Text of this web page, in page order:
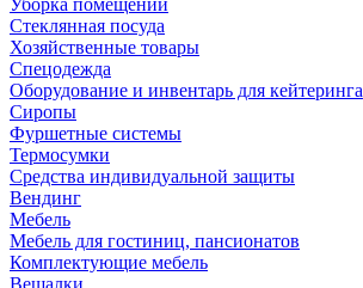
Уборка помещений
Стеклянная посуда
Хозяйственные товары
Спецодежда
Оборудование и инвентарь для кейтеринга
Сиропы
Фуршетные системы
Термосумки
Средства индивидуальной защиты
Вендинг
Мебель
Мебель для гостиниц, пансионатов
Комплектующие мебель
Вешалки